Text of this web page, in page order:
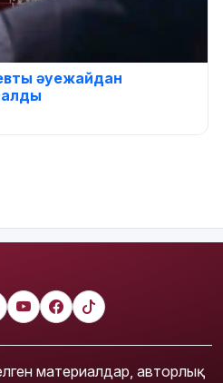
әуежайдан
материалдар, авторлық